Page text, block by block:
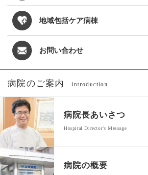
地域包括ケア病棟
お問い合わせ
病院のご案内 introduction
病院長あいさつ
Hospital Director’s Message
病院の概要